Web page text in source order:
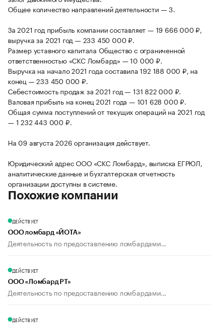
Общее количество направлений деятельности — 3.
За 2021 год прибыль компании составляет — 19 666 000 ₽,
выручка за 2021 год — 233 450 000 ₽.
Размер уставного капитала Общество с ограниченной
ответственностью «СКС Ломбард» — 10 000 ₽.
Выручка на начало 2021 года составила 192 188 000 ₽, на
конец — 233 450 000 ₽.
Себестоимость продаж за 2021 год — 131 822 000 ₽.
Валовая прибыль на конец 2021 года — 101 628 000 ₽.
Общая сумма поступлений от текущих операций на 2021 год
— 1 232 443 000 ₽.
На 09 августа 2026 организация действует.
Юридический адрес ООО «СКС Ломбард», выписка ЕГРЮЛ,
аналитические данные и бухгалтерская отчетность
организации доступны в системе.
Похожие компании
ДЕЙСТВУЕТ
ООО ломбард «ЙОТА»
Деятельность по предоставлению ломбардами...
ДЕЙСТВУЕТ
ООО «Ломбард РТ»
Деятельность по предоставлению ломбардами...
ДЕЙСТВУЕТ